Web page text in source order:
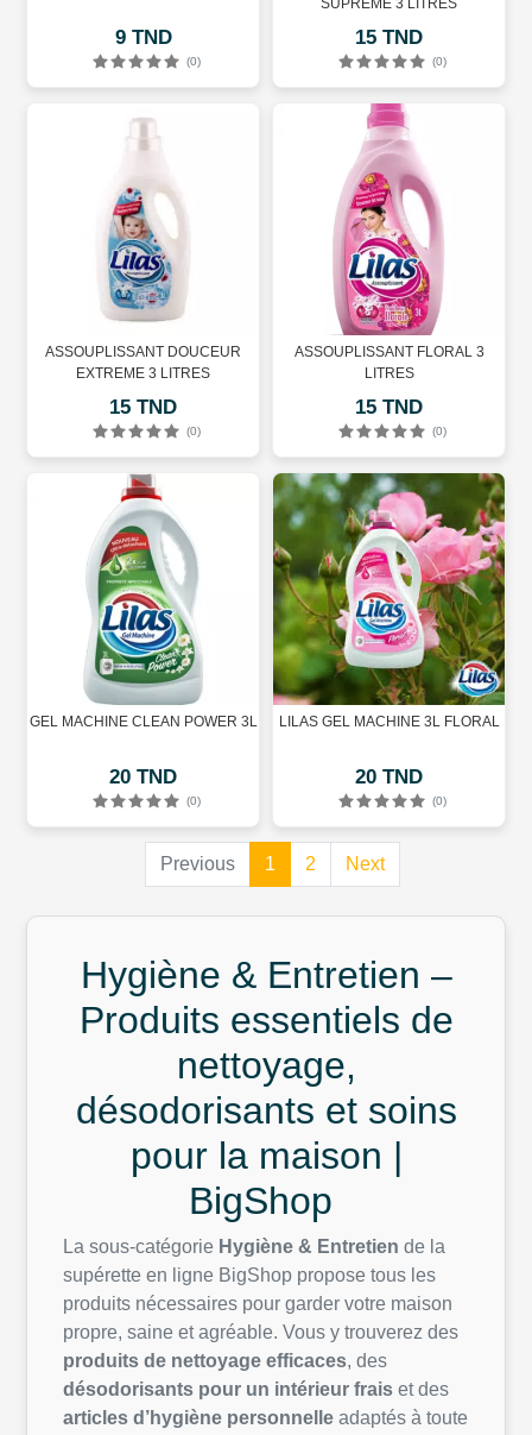
9 TND
(0)
SUPREME 3 LITRES
15 TND
(0)
ASSOUPLISSANT DOUCEUR
EXTREME 3 LITRES
15 TND
(0)
ASSOUPLISSANT FLORAL 3
LITRES
15 TND
(0)
GEL MACHINE CLEAN POWER 3L
20 TND
(0)
LILAS GEL MACHINE 3L FLORAL
20 TND
(0)
Previous 1 (current)
2(current)
Next
Hygiène & Entretien –
Produits essentiels de
nettoyage,
désodorisants et soins
pour la maison |
BigShop
La sous-catégorie Hygiène & Entretien de la
supérette en ligne BigShop propose tous les
produits nécessaires pour garder votre maison
propre, saine et agréable. Vous y trouverez des
produits de nettoyage efficaces, des
désodorisants pour un intérieur frais et des
articles d’hygiène personnelle adaptés à toute